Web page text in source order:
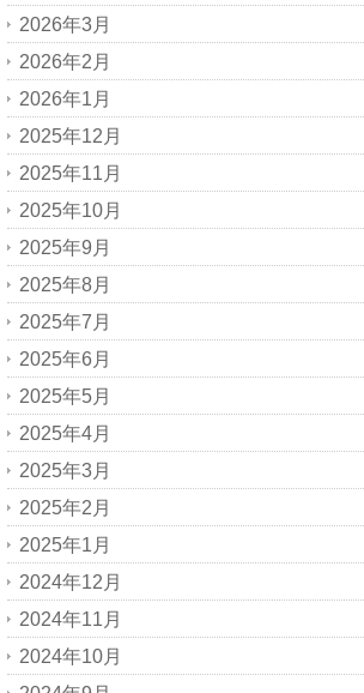
2026年3月
2026年2月
2026年1月
2025年12月
2025年11月
2025年10月
2025年9月
2025年8月
2025年7月
2025年6月
2025年5月
2025年4月
2025年3月
2025年2月
2025年1月
2024年12月
2024年11月
2024年10月